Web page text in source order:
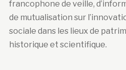
francophone de veille,
de mutualisation sur
sociale dans les lieux de
historique et scientifique.